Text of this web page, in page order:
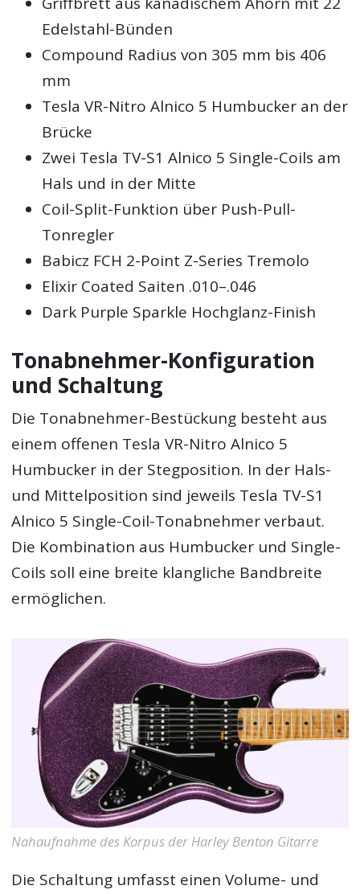
Edelstahl-Bünden
Compound Radius von 305 mm bis 406
mm
Tesla VR-Nitro Alnico 5 Humbucker an der
Brücke
Zwei Tesla TV-S1 Alnico 5 Single-Coils am
Hals und in der Mitte
Coil-Split-Funktion über Push-Pull-
Tonregler
Babicz FCH 2-Point Z-Series Tremolo
Elixir Coated Saiten .010–.046
Dark Purple Sparkle Hochglanz-Finish
Tonabnehmer-Konfiguration
und Schaltung
Die Tonabnehmer-Bestückung besteht aus
einem offenen Tesla VR-Nitro Alnico 5
Humbucker in der Stegposition. In der Hals-
und Mittelposition sind jeweils Tesla TV-S1
Alnico 5 Single-Coil-Tonabnehmer verbaut.
Die Kombination aus Humbucker und Single-
Coils soll eine breite klangliche Bandbreite
ermöglichen.
Nahaufnahme des Korpus der Harley Benton Gitarre
Die Schaltung umfasst einen Volume- und